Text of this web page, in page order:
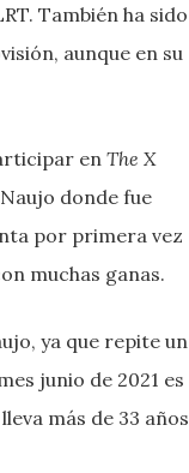
También ha sido
aunque en su
en The X
donde fue
por primera vez
muchas ganas.
ya que repite un
junio de 2021 es
más de 33 años